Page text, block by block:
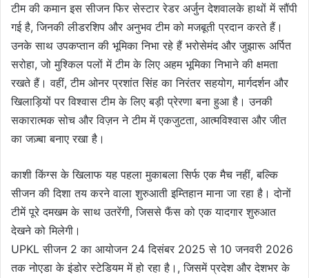
टीम की कमान इस सीजन फिर सेस्टार रेडर अर्जुन देशवालके हाथों में सौंपी
गई है, जिनकी लीडरशिप और अनुभव टीम को मजबूती प्रदान करते हैं।
उनके साथ उपकप्तान की भूमिका निभा रहे हैं भरोसेमंद और जुझारू अर्पित
सरोहा, जो मुश्किल पलों में टीम के लिए अहम भूमिका निभाने की क्षमता
रखते हैं। वहीं, टीम ओनर प्रशांत सिंह का निरंतर सहयोग, मार्गदर्शन और
खिलाड़ियों पर विश्वास टीम के लिए बड़ी प्रेरणा बना हुआ है। उनकी
सकारात्मक सोच और विज़न ने टीम में एकजुटता, आत्मविश्वास और जीत
का जज़्बा बनाए रखा है।
काशी किंग्स के खिलाफ यह पहला मुकाबला सिर्फ एक मैच नहीं, बल्कि
सीजन की दिशा तय करने वाला शुरुआती इम्तिहान माना जा रहा है। दोनों
टीमें पूरे दमखम के साथ उतरेंगी, जिससे फैंस को एक यादगार शुरुआत
देखने को मिलेगी।
UPKL सीजन 2 का आयोजन 24 दिसंबर 2025 से 10 जनवरी 2026
तक नोएडा के इंडोर स्टेडियम में हो रहा है।, जिसमें प्रदेश और देशभर के